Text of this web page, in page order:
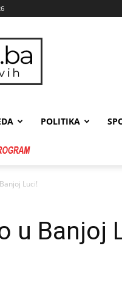
POLITIKA
Luci!
u Banjoj